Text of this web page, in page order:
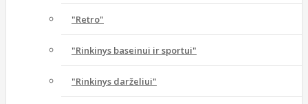
"Retro"
"Rinkinys baseinui ir sportui"
"Rinkinys darželiui"